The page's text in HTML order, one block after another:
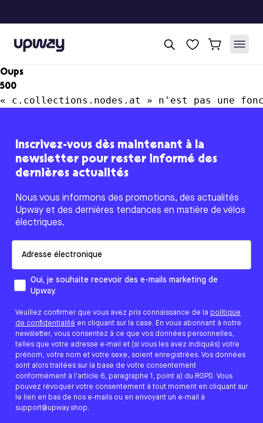
Upway
Oups
500
« c.collections.nodes.at » n'est pas une
Inscrivez-vous dès maintenant à la
newsletter pour rester informé des
dernières actualités
Nous vous informons des promotions, des actualités
Upway et des dernières tendances en matière de vélos
électriques.
Comment aimeriez-vous que nous vous contactions ?
Oui, je souhaite recevoir des e-mails marketing de
Upway.
Veuillez confirmer que vous avez pris connaissance de la politique
de confidentialité en cliquant sur la case. En vous abonnant à notre
newsletter, vous consentez à ce que vos données personnelles,
telles que votre adresse e-mail et (si vous les avez indiqués) votre
prénom, votre nom et votre sexe, soient enregistrées. Vos données
sont alors traitées sur la base de votre consentement
conformément à l'article 6, paragraphe 1, point a) du RGPD. Vous
pouvez révoquer votre consentement à tout moment en cliquant sur
le lien en bas de nos e-mails ou en envoyant un e-mail à
support@upway.shop.